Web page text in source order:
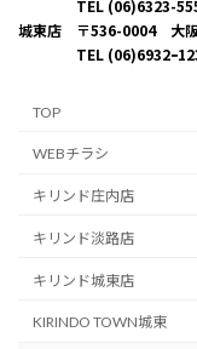
TEL (06)6323-
城東店 〒536-0004 大阪
TEL (06)6932ｰ
TOP
WEBチラシ
キリンド庄内店
キリンド淡路店
キリンド城東店
KIRINDO TOWN城東